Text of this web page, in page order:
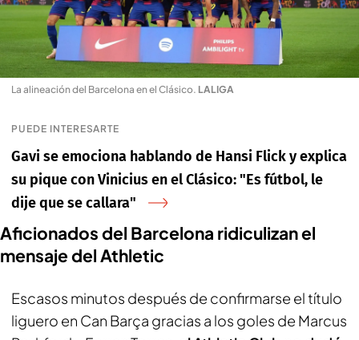
La alineación del Barcelona en el Clásico. LALIGA
PUEDE INTERESARTE
Gavi se emociona hablando de Hansi Flick y explica
su pique con Vinicius en el Clásico: "Es fútbol, le
dije que se callara"
Aficionados del Barcelona ridiculizan el
mensaje del Athletic
Escasos minutos después de confirmarse el título
liguero en Can Barça gracias a los goles de Marcus